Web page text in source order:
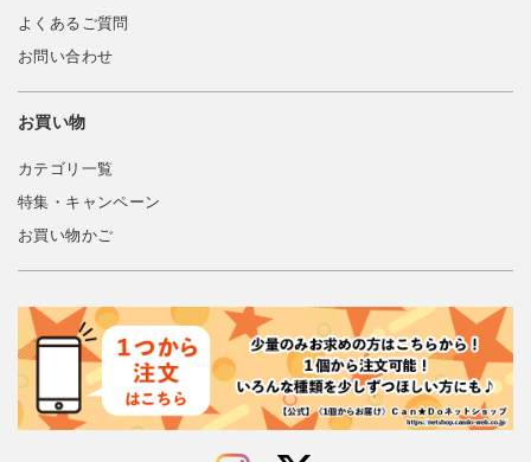
よくあるご質問
お問い合わせ
お買い物
カテゴリ一覧
特集・キャンペーン
お買い物かご